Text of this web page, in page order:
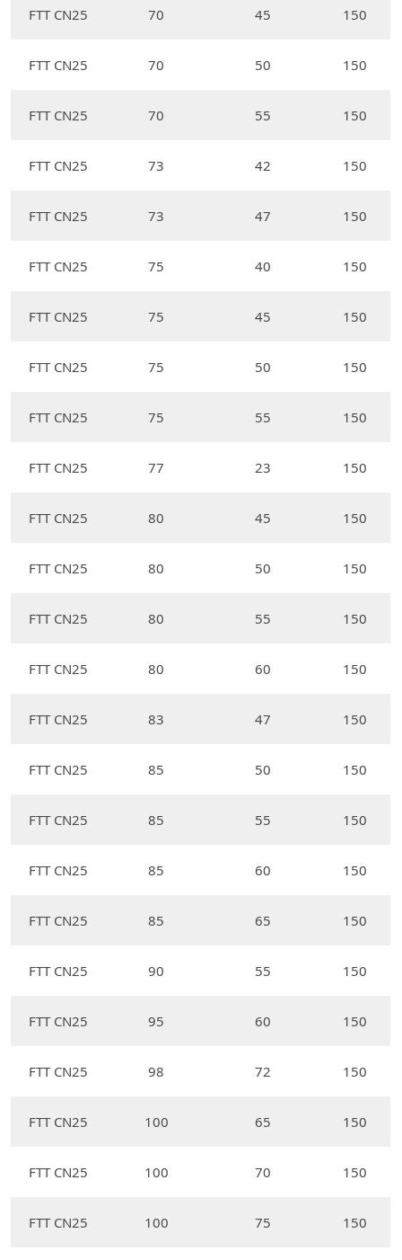
FTT CN25 70 45 150
FTT CN25 70 50 150
FTT CN25 70 55 150
FTT CN25 73 42 150
FTT CN25 73 47 150
FTT CN25 75 40 150
FTT CN25 75 45 150
FTT CN25 75 50 150
FTT CN25 75 55 150
FTT CN25 77 23 150
FTT CN25 80 45 150
FTT CN25 80 50 150
FTT CN25 80 55 150
FTT CN25 80 60 150
FTT CN25 83 47 150
FTT CN25 85 50 150
FTT CN25 85 55 150
FTT CN25 85 60 150
FTT CN25 85 65 150
FTT CN25 90 55 150
FTT CN25 95 60 150
FTT CN25 98 72 150
FTT CN25 100 65 150
FTT CN25 100 70 150
FTT CN25 100 75 150